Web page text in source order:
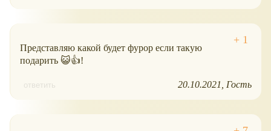
Представляю какой будет фурор если такую
подарить 😺👍!
ответить 20.10.2021 Гость